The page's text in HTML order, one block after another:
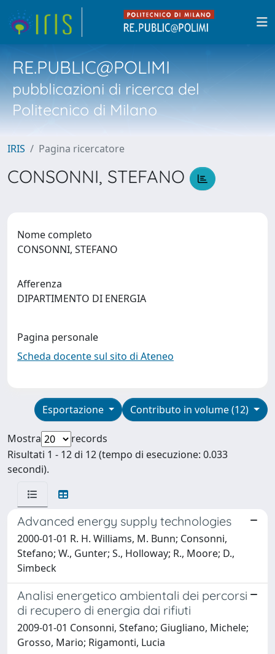
RE.PUBLIC@POLIMI
pubblicazioni di ricerca del
Politecnico di Milano
IRIS Pagina ricercatore
CONSONNI, STEFANO
Nome completo
CONSONNI, STEFANO
Afferenza
DIPARTIMENTO DI ENERGIA
Pagina personale
Scheda docente sul sito di Ateneo
Contributo in volume (12)
Esportazione
Mostra
records
Risultati 1 - 12 di 12 (tempo di esecuzione: 0.033
secondi).
Advanced energy supply technologies
2000-01-01 R. H. Williams, M. Bunn; Consonni,
Stefano; W., Gunter; S., Holloway; R., Moore; D.,
Simbeck
Analisi energetico ambientali dei percorsi
di recupero di energia dai rifiuti
2009-01-01 Consonni, Stefano; Giugliano, Michele;
Grosso, Mario; Rigamonti, Lucia